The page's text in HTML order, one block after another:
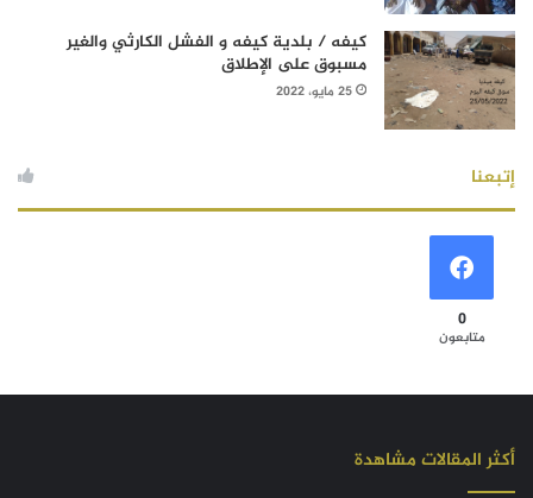
كيفه / بلدية كيفه و الفشل الكارثي والغير
مسبوق على الإطلاق
25 مايو، 2022
إتبعنا
0
متابعون
أكثر المقالات مشاهدة